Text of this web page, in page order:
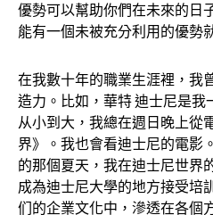
優勢可以幫助你們在未來的日
能有一個未被充分利用的優勢
在我數十年的職業生涯裡，我
造力。比如，華特 迪士尼是我
从小到大，我總在週日晚上從
界》。我也會看迪士尼的電影
的那個夏天，我在迪士尼世界
成為迪士尼大學的地方接受培
们的企業文化中，滲透在各個